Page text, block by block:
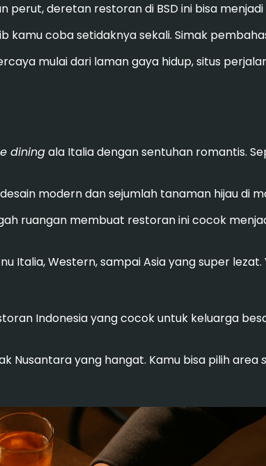
perut, deretan restoran di BSD ini bisa
kamu coba setidaknya sekali. Simak
mulai dari laman gaya hidup, situs
diningala Italia dengan sentuhan romantis.
modern dan sejumlah tanaman hijau di
ruangan membuat restoran ini cocok
Italia, Western, sampai Asia yang super lezat.
Indonesia yang cocok untuk keluarga
Nusantara yang hangat. Kamu bisa pilih area